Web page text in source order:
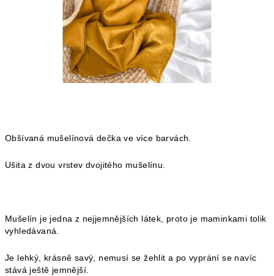
Obšívaná mušelínová dečka ve více barvách.
Ušita z dvou vrstev dvojitého mušelínu.
Mušelín je jedna z nejjemnějších látek, proto je maminkami tolik
vyhledávaná.
Je lehký, krásně savý, nemusí se žehlit a po vyprání se navíc
stává ještě jemnější.